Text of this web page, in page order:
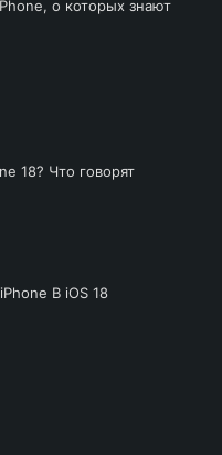
о которых знают
18? Что говорят
В iOS 18